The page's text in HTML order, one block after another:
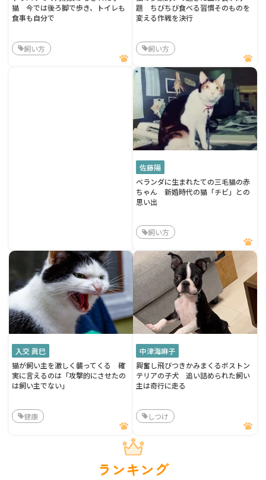
猫 今では後ろ脚で歩き、トイレも
食事も自分で
飼い方
題 ちびちび食べる習慣そのものを
変える作戦を決行
飼い方
佐藤陽
ベランダに生まれたての三毛猫の赤
ちゃん 新婚時代の猫「チビ」との
思い出
飼い方
入交 眞巳
猫が飼い主を激しく襲ってくる 確
実に言えるのは「攻撃的にさせたの
は飼い主でない」
健康
中津海麻子
興奮し飛びつきかみまくるボストン
テリアの子犬 追い詰められた飼い
主は奇行に走る
しつけ
ランキング